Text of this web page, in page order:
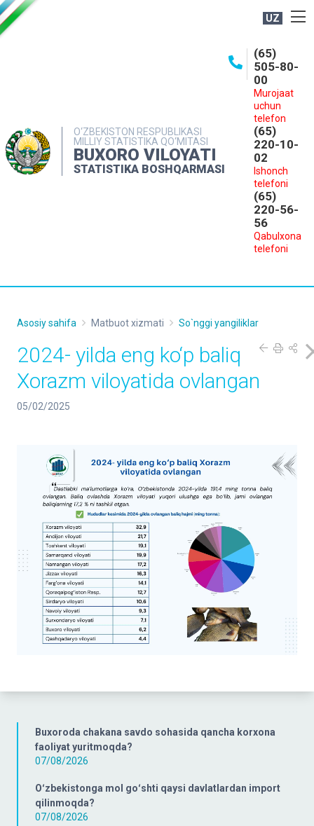
UZ
O‘ZBEKISTON RESPUBLIKASI
MILLIY STATISTIKA QO‘MITASI
BUXORO VILOYATI
STATISTIKA BOSHQARMASI
(65)
505-80-
00
Murojaat
uchun
telefon
(65)
220-10-
02
Ishonch
telefoni
(65)
220-56-
56
Qabulxona
telefoni
MATBUOT XIZMATI
MUROJAATLAR
Buxoroda chakana savdo sohasida qancha korxona
faoliyat yuritmoqda?
07/08/2026
Oʻzbekistonga mol goʻshti qaysi davlatlardan import
qilinmoqda?
07/08/2026
Asosiy sahifa Matbuot xizmati So`nggi yangiliklar
2024- yilda eng ko‘p baliq
Xorazm viloyatida ovlangan
05/02/2025